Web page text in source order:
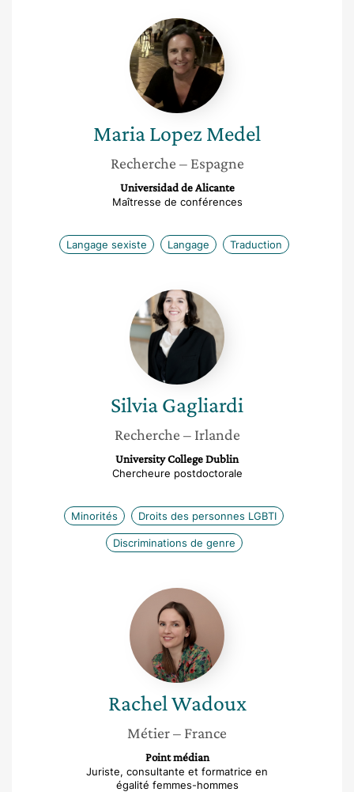
Maria
Lopez
Medel
MariaLopez Medel
Recherche – Espagne
Universidad de Alicante
Maîtresse de conférences
Langage sexiste Langage Traduction
Silvia
Gagliardi
SilviaGagliardi
Recherche – Irlande
University College Dublin
Chercheure postdoctorale
Minorités Droits des personnes LGBTI
Discriminations de genre
Rachel
Wadoux
RachelWadoux
Métier– France
Point médian
Juriste, consultante et formatrice en
égalité femmes-hommes